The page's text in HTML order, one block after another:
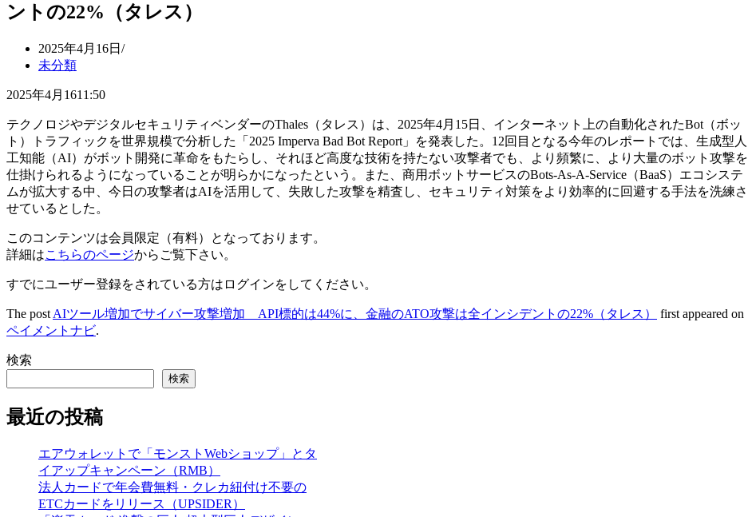
ントの22%（タレス）
2025年4月16日
未分類
2025年4月1611:50
テクノロジやデジタルセキュリティベンダーのThales（タレス）は、2025年4月15日、インターネット上の自動化されたBot（ボッ
ト）トラフィックを世界規模で分析した「2025 Imperva Bad Bot Report」を発表した。12回目となる今年のレポートでは、生成型人
工知能（AI）がボット開発に革命をもたらし、それほど高度な技術を持たない攻撃者でも、より頻繁に、より大量のボット攻撃を
仕掛けられるようになっていることが明らかになったという。また、商用ボットサービスのBots-As-A-Service（BaaS）エコシステ
ムが拡大する中、今日の攻撃者はAIを活用して、失敗した攻撃を精査し、セキュリティ対策をより効率的に回避する手法を洗練さ
せているとした。
このコンテンツは会員限定（有料）となっております。
詳細はこちらのページからご覧下さい。
すでにユーザー登録をされている方は ログインをしてください。
The post AIツール増加でサイバー攻撃増加 API標的は44%に、金融のATO攻撃は全インシデントの22%（タレス）
first appeared on
ペイメントナビ.
検索
検索
最近の投稿
エアウォレットで「モンストWebショップ」とタ
イアップキャンペーン（RMB）
法人カードで年会費無料・クレカ紐付け不要の
ETCカードをリリース（UPSIDER）